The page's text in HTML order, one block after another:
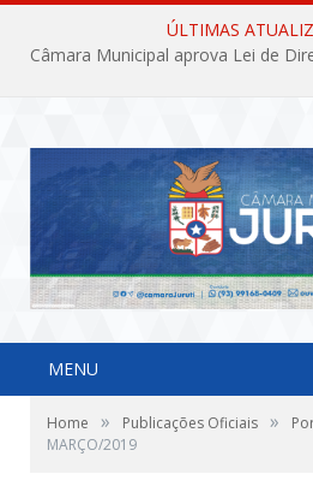
ÚLTIMAS
MENU
Home » Publicações Oficiais »
MARÇO/2019